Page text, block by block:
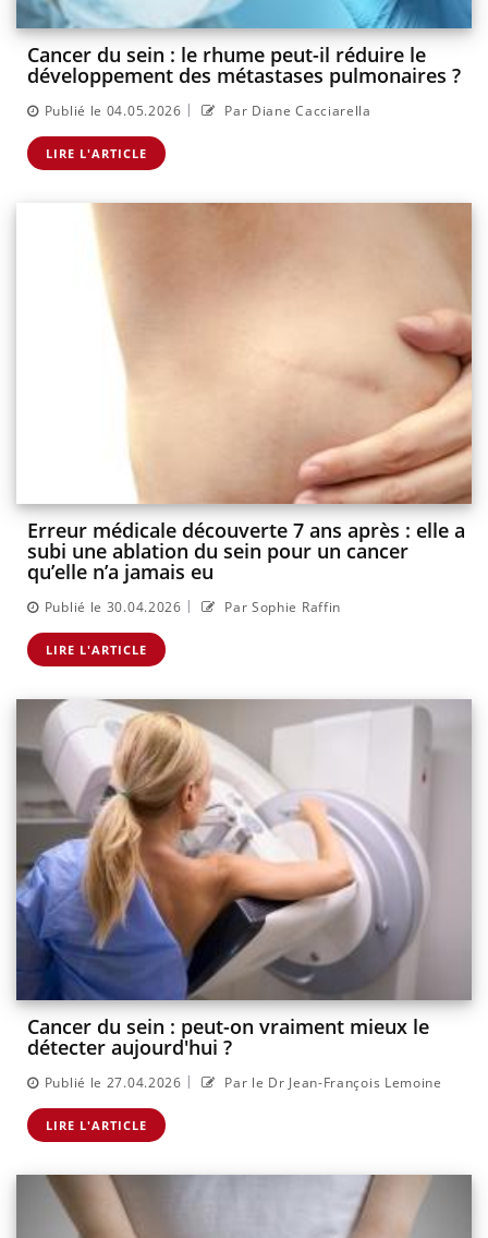
Cancer du sein : le rhume peut-il réduire le
développement des métastases pulmonaires ?
Publié le 04.05.2026 | Par Diane Cacciarella
LIRE L'ARTICLE
Erreur médicale découverte 7 ans après : elle a
subi une ablation du sein pour un cancer
qu’elle n’a jamais eu
Publié le 30.04.2026 | Par Sophie Raffin
LIRE L'ARTICLE
Cancer du sein : peut-on vraiment mieux le
détecter aujourd'hui ?
Publié le 27.04.2026 | Par le Dr Jean-François Lemoine
LIRE L'ARTICLE